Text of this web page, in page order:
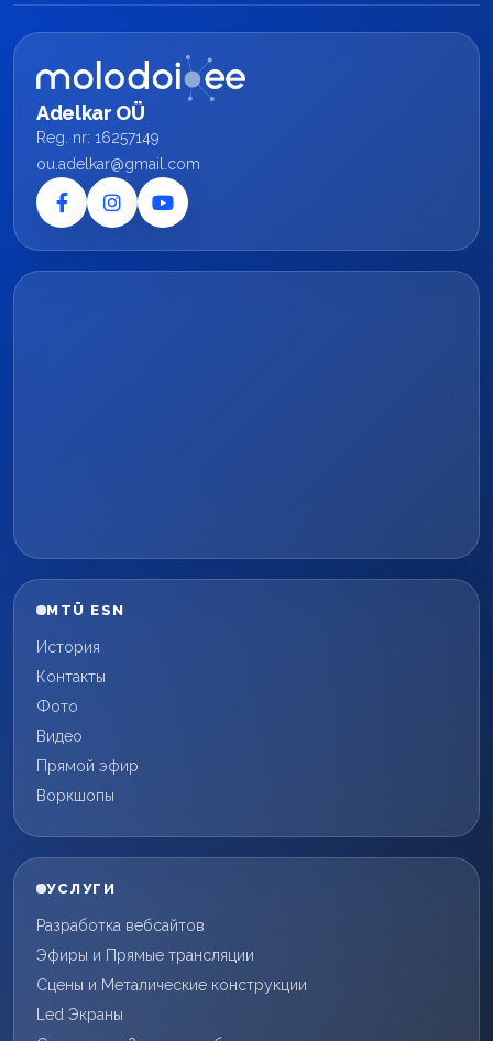
Adelkar OÜ
Reg. nr: 16257149
ou.adelkar@gmail.com
MTÜ ESN
История
Контакты
Фото
Видео
Прямой эфир
Воркшопы
УСЛУГИ
Разработка вебсайтов
Эфиры и Прямые трансляции
Сцены и Металические конструкции
Led Экраны